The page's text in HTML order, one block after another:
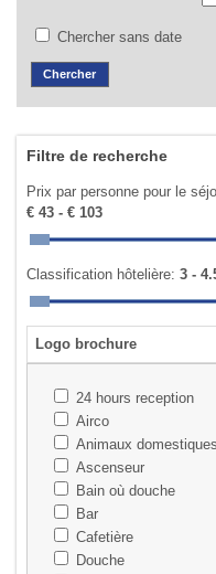
Chercher sans date
Filtre de recherche
Prix par personne pour le
€ 43 - € 103
Classification hôtelière:3 -
Logo brochure
24 hours reception
Airco
Animaux domestiques
Ascenseur
Bain où douche
Bar
Cafetière
Douche